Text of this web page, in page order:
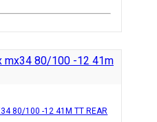
80/100 -12 41M TT REAR